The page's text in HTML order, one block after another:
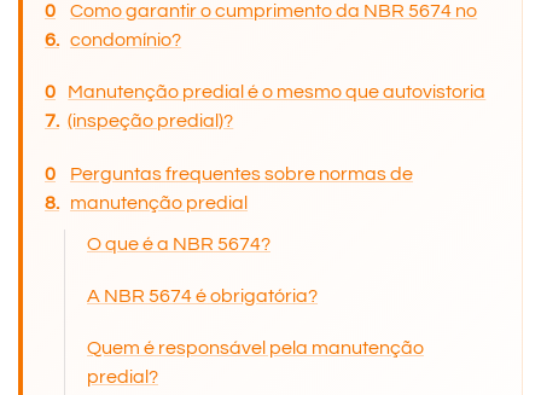
Como garantir o cumprimento da NBR 5674 no
condomínio?
Manutenção predial é o mesmo que autovistoria
(inspeção predial)?
Perguntas frequentes sobre normas de
manutenção predial
O que é a NBR 5674?
A NBR 5674 é obrigatória?
Quem é responsável pela manutenção
predial?